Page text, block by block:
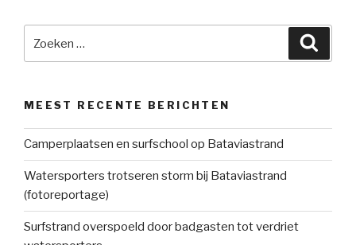
naar:
MEEST RECENTE BERICHTEN
Camperplaatsen en surfschool op Bataviastrand
Watersporters trotseren storm bij Bataviastrand
(fotoreportage)
Surfstrand overspoeld door badgasten tot verdriet